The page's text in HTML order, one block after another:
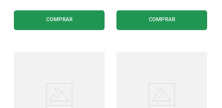
COMPRAR COMPRAR